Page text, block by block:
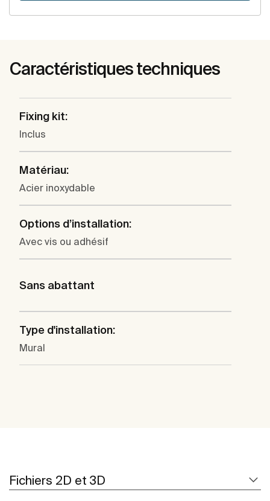
Caractéristiques techniques
Fixing kit:
Inclus
Matériau:
Acier inoxydable
Options d’installation:
Avec vis ou adhésif
Sans abattant
Type d'installation:
Mural
Fichiers 2D et 3D